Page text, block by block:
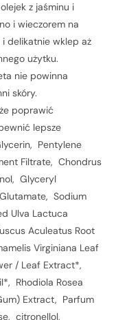
z jaśminu i
i wieczorem na
i delikatnie wklep aż
użytku.
nie powinna
skóry.
poprawić
lepsze
Pentylene
Filtrate, Chondrus
Glyceryl
Sodium
Ulva Lactuca
Aculeatus Root
Virginiana Leaf
/ Leaf Extract*,
Rhodiola Rosea
Extract, Parfum
citronellol,